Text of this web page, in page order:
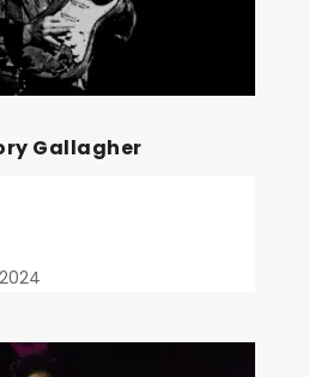
Gallagher